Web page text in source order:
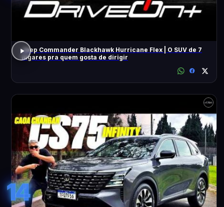
Jeep Commander Blackhawk Hurricane Flex | O SUV de 7
lugares pra quem gosta de dirigir
14